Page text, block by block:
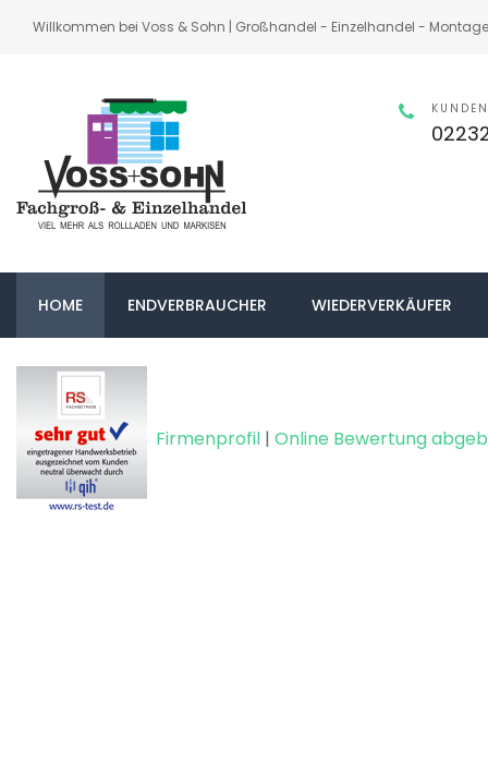
Willkommen bei Voss & Sohn | Großhandel - Einzelhandel -
HOME ENDVERBRAUCHER WIEDERVERKÄUFER
Firmenprofil | Online Bewertung